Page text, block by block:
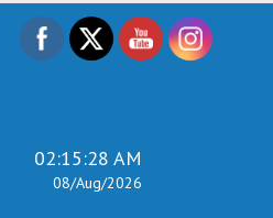
02:15:29 AM
08/Aug/2026